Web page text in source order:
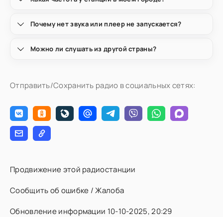
Почему нет звука или плеер не запускается?
Можно ли слушать из другой страны?
Отправить/Сохранить радио в социальных сетях:
Продвижение этой радиостанции
Сообщить об ошибке / Жалоба
Обновление информации 10-10-2025, 20:29